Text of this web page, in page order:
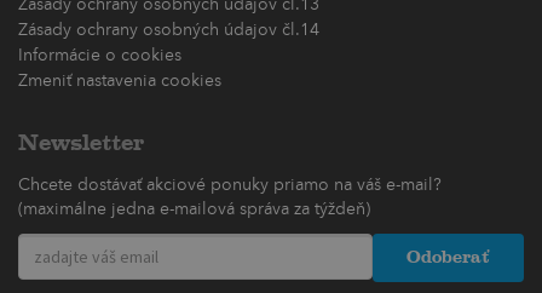
Zásady ochrany osobných údajov čl.13
Zásady ochrany osobných údajov čl.14
Informácie o cookies
Zmeniť nastavenia cookies
Newsletter
Chcete dostávať akciové ponuky priamo na váš e-mail?
(maximálne jedna e-mailová správa za týždeň)
Odoberať